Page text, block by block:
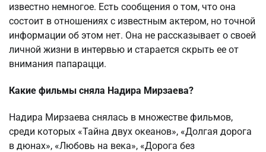
известно немногое. Есть сообщения о том, что она
состоит в отношениях с известным актером, но точной
информации об этом нет. Она не рассказывает о своей
личной жизни в интервью и старается скрыть ее от
внимания папарацци.
Какие фильмы сняла Надира Мирзаева?
Надира Мирзаева снялась в множестве фильмов,
среди которых «Тайна двух океанов», «Долгая дорога
в дюнах», «Любовь на века», «Дорога без